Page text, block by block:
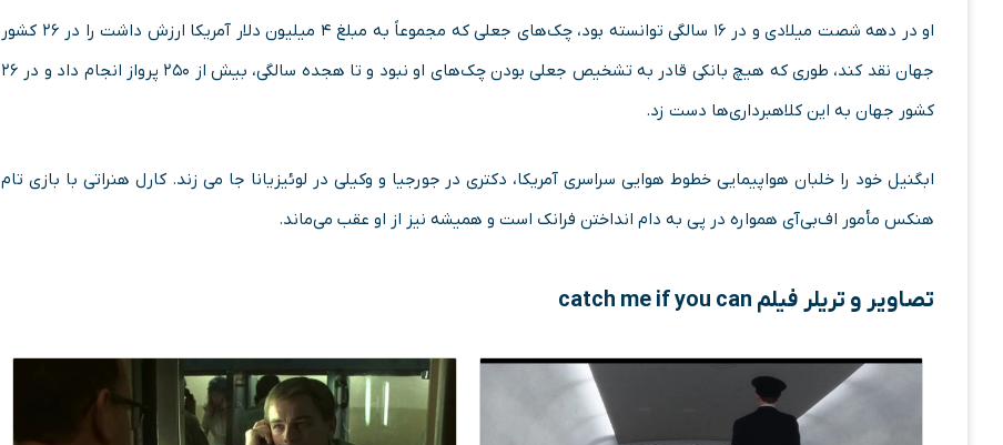
او در دهه شصت میلادی و در ۱۶ سالگی توانسته بود، چک‌های جعلی که مجموعاً به مبلغ ۴ میلیون دلار آمریکا ارزش داشت را در ۲۶ کشور
جهان نقد کند، طوری که هیچ بانکی قادر به تشخیص جعلی‌ بودن چک‌های او نبود و تا هجده سالگی، بیش از ۲۵۰ پرواز انجام داد و در ۲۶
کشور جهان به این کلاهبرداری‌ها دست زد.
ابگنیل خود را خلبان هواپیمایی خطوط هوایی سراسری آمریکا، دکتری در جورجیا و وکیلی در لوئیزیانا جا می زند. کارل هنراتی با بازی تام
هنکس مأمور اف‌بی‌آی همواره در پی به دام انداختن فرانک است و همیشه نیز از او عقب می‌ماند.
تصاویر و تریلر فیلم catch me if you can